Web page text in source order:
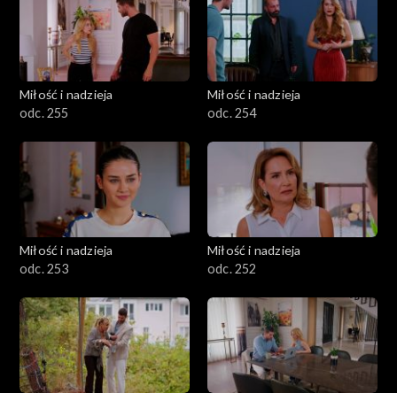
Miłość i nadzieja
odc. 255
Miłość i nadzieja
odc. 254
Miłość i nadzieja
odc. 253
Miłość i nadzieja
odc. 252